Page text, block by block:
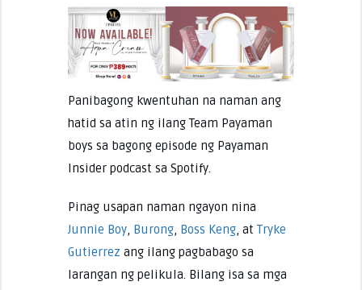
Panibagong kwentuhan na naman ang
hatid sa atin ng ilang Team Payaman
boys sa bagong episode ng Payaman
Insider podcast sa Spotify.
Pinag usapan naman ngayon nina
Junnie Boy, Burong, Boss Keng, atTryke
Gutierrez ang ilang pagbabago sa
larangan ng pelikula. Bilang isa sa mga